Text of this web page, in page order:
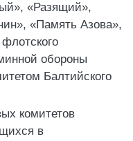
«Разящий»,
«Память Азова»,
обороны
Балтийского
комитетов
в